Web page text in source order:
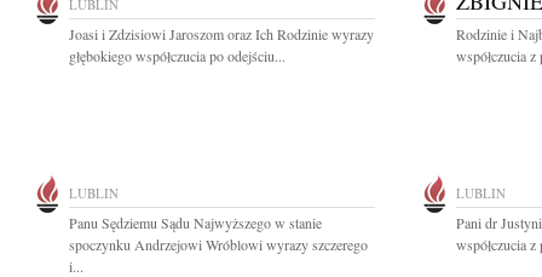
LUBLIN
Joasi i Zdzisiowi Jaroszom oraz Ich Rodzinie wyrazy
głębokiego współczucia po odejściu...
Rodzinie i
współczucia
LUBLIN
Panu Sędziemu Sądu Najwyższego w stanie
spoczynku Andrzejowi Wróblowi wyrazy szczerego
i...
LUBLIN
Pani dr
współczucia